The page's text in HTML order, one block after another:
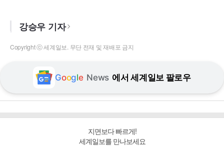
강승우 기자
Copyright ⓒ 세계일보. 무단 전재 및 재배포 금지
Google News 에서 세계일보 팔로우
지면보다 빠르게!
세계일보를 만나보세요